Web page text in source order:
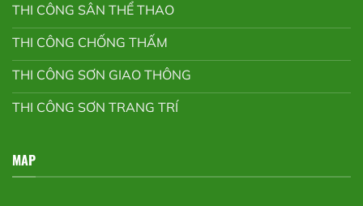
THI CÔNG SÂN THỂ THAO
THI CÔNG CHỐNG THẤM
THI CÔNG SƠN GIAO THÔNG
THI CÔNG SƠN TRANG TRÍ
MAP